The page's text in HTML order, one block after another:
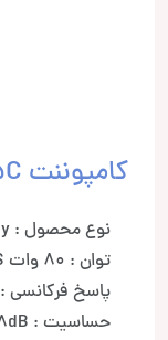
کامپوننت S-S65C در یک نگاه
نوع محصول : 2way و 6.5 اینچی – 16 سانتی متری
توان : 80 وات RMS و حداکثر 240 وات
پاسخ فرکانسی : 70 تا 22000 هرتز
حساسیت : 88dB